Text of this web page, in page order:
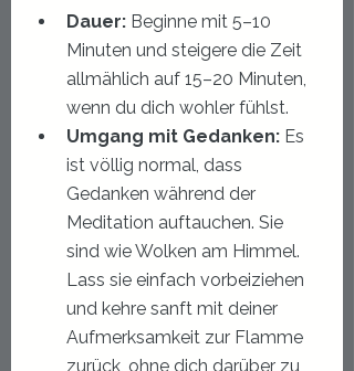
Dauer: Beginne mit 5–10
Minuten und steigere die Zeit
allmählich auf 15–20 Minuten,
wenn du dich wohler fühlst.
Umgang mit Gedanken: Es
ist völlig normal, dass
Gedanken während der
Meditation auftauchen. Sie
sind wie Wolken am Himmel.
Lass sie einfach vorbeiziehen
und kehre sanft mit deiner
Aufmerksamkeit zur Flamme
zurück, ohne dich darüber zu